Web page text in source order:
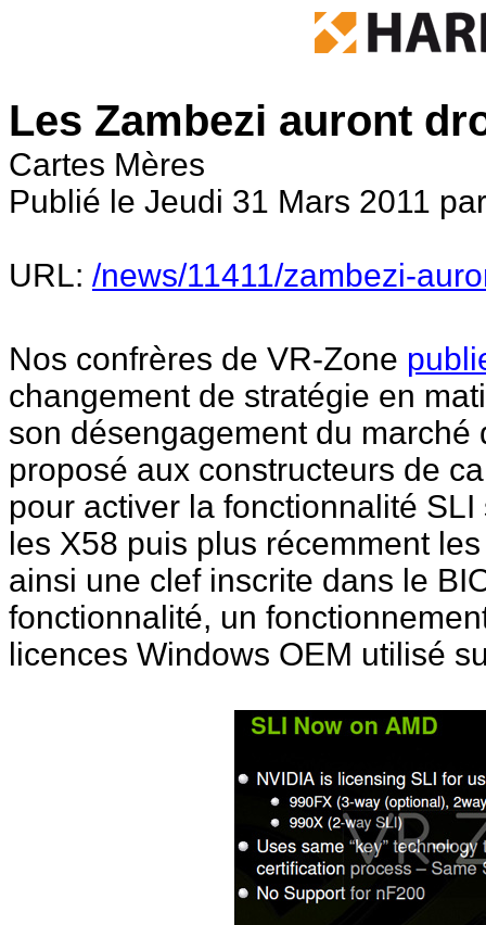
Les Zambezi auront
Cartes Mères
Publié le Jeudi 31 Mars 2011
URL: /news/11411/zambezi-
Nos confrères de VR-Zone
changement de stratégie en
son désengagement du
proposé aux constructeurs de
pour activer la fonctionnalité
les X58 puis plus récemment
ainsi une clef inscrite dans le
fonctionnalité, un
licences Windows OEM utilisé